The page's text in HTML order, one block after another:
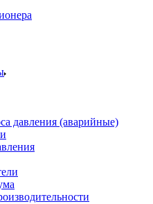
давления (аварийные)